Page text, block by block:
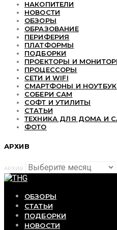
НАКОПИТЕЛИ
НОВОСТИ
ОБЗОРЫ
ОБРАЗОВАНИЕ
ПЕРИФЕРИЯ
ПЛАТФОРМЫ
ПОДБОРКИ
ПРОЕКТОРЫ И
ПРОЦЕССОРЫ
СЕТИ И WIFI
СМАРТФОНЫ И
СОБЕРИ САМ
СОФТ И УТИЛИТЫ
СТАТЬИ
ТЕХНИКА ДЛЯ ДОМА И
ФОТО
АРХИВ
АРХИВ
ОБЗОРЫ
СТАТЬИ
ПОДБОРКИ
НОВОСТИ